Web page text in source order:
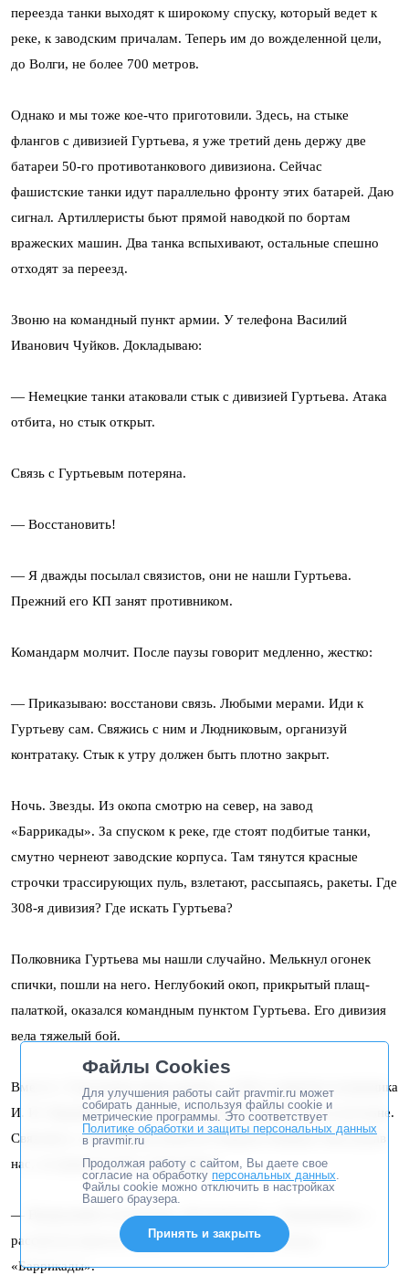
переезда танки выходят к широкому спуску, который ведет к
реке, к заводским причалам. Теперь им до вожделенной цели,
до Волги, не более 700 метров.
Однако и мы тоже кое-что приготовили. Здесь, на стыке
флангов с дивизией Гуртьева, я уже третий день держу две
батареи 50-го противотанкового дивизиона. Сейчас
фашистские танки идут параллельно фронту этих батарей. Даю
сигнал. Артиллеристы бьют прямой наводкой по бортам
вражеских машин. Два танка вспыхивают, остальные спешно
отходят за переезд.
Звоню на командный пункт армии. У телефона Василий
Иванович Чуйков. Докладываю:
— Немецкие танки атаковали стык с дивизией Гуртьева. Атака
отбита, но стык открыт.
Связь с Гуртьевым потеряна.
— Восстановить!
— Я дважды посылал связистов, они не нашли Гуртьева.
Прежний его КП занят противником.
Командарм молчит. После паузы говорит медленно, жестко:
— Приказываю: восстанови связь. Любыми мерами. Иди к
Гуртьеву сам. Свяжись с ним и Людниковым, организуй
контратаку. Стык к утру должен быть плотно закрыт.
Ночь. Звезды. Из окопа смотрю на север, на завод
«Баррикады». За спуском к реке, где стоят подбитые танки,
смутно чернеют заводские корпуса. Там тянутся красные
строчки трассирующих пуль, взлетают, рассыпаясь, ракеты. Где
308-я дивизия? Где искать Гуртьева?
Полковника Гуртьева мы нашли случайно. Мелькнул огонек
спички, пошли на него. Неглубокий окоп, прикрытый плащ-
палаткой, оказался командным пунктом Гуртьева. Его дивизия
вела тяжелый бой.
Вместе с Гуртьевым идем дальше, в 138-го дивизию полковника
И. И. Людникова. Его командный пункт разместился в штольне.
Связались с командным пунктом генерала Чуйкова. Выслушав
нас, он приказал нам с Гуртьевым:
— Выправляйте положение. Договоритесь с Людниковым, с
рассветом нанесите удар, выбейте немцев с завода
«Баррикады».
Файлы Cookies
Для улучшения работы сайт pravmir.ru может
собирать данные, используя файлы cookie и
метрические программы. Это соответствует
Политике обработки и защиты персональных данных
в pravmir.ru
Продолжая работу с сайтом, Вы даете свое
согласие на обработку персональных данных.
Файлы cookie можно отключить в настройках
Вашего браузера.
Принять и закрыть